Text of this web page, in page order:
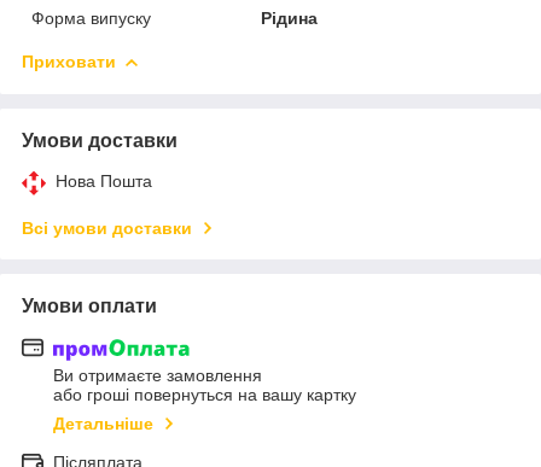
Форма випуску
Рідина
Приховати
Умови доставки
Нова Пошта
Всі умови доставки
Умови оплати
Ви отримаєте замовлення
або гроші повернуться на вашу картку
Детальніше
Післяплата